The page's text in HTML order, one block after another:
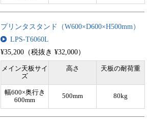
プリンタスタンド（W600×D600×H500mm）
LPS-T6060L
¥35,200（税抜き ¥32,000）
メイン天板サイ
ズ
高さ 天板の耐荷重
幅600×奥行き
600mm
500mm 80kg